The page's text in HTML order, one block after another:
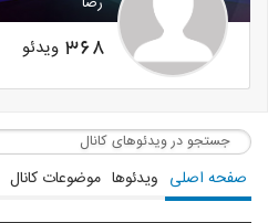
368 ویدئو
صفحه اصلی ویدئوها موضوعات کانال